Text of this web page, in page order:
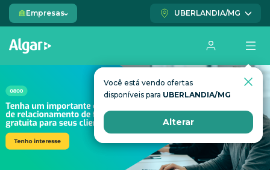
Empresas UBERLANDIA/MG
Você está vendo ofertas
disponíveis para UBERLANDIA/MG
Alterar
Você está vendo ofertas
disponíveis para UBERLANDIA/MG
Alterar